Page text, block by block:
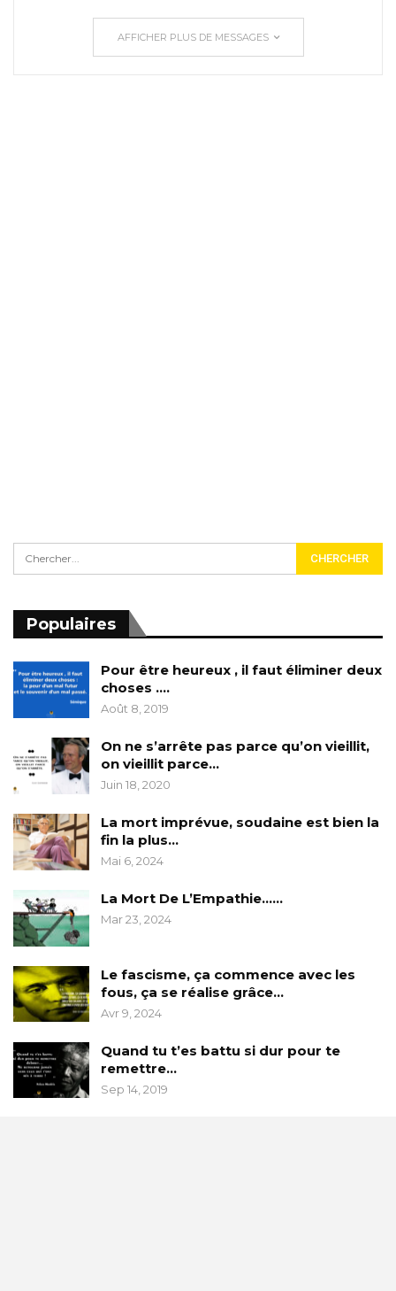
AFFICHER PLUS DE MESSAGES
Populaires
Pour être heureux , il faut éliminer deux
choses ….
Août 8, 2019
On ne s’arrête pas parce qu’on vieillit,
on vieillit parce…
Juin 18, 2020
La mort imprévue, soudaine est bien la
fin la plus…
Mai 6, 2024
La Mort De L’Empathie……
Mar 23, 2024
Le fascisme, ça commence avec les
fous, ça se réalise grâce…
Avr 9, 2024
Quand tu t’es battu si dur pour te
remettre…
Sep 14, 2019